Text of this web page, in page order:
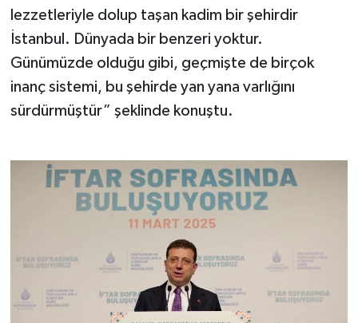
lezzetleriyle dolup taşan kadim bir şehirdir
İstanbul. Dünyada bir benzeri yoktur.
Günümüzde olduğu gibi, geçmişte de birçok
inanç sistemi, bu şehirde yan yana varlığını
sürdürmüştür” şeklinde konuştu.